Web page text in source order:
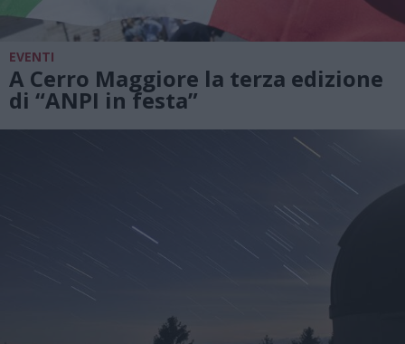
EVENTI
A Cerro Maggiore la terza edizione
di “ANPI in festa”